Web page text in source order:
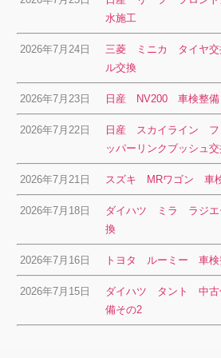
水施工
2026年7月24日
三菱 ミニカ タイヤ
ル交換
2026年7月23日 日産 NV200 車検整備
2026年7月22日
日産 スカイライン フ
ッパーリンクブッシュ
2026年7月21日 スズキ MRワゴン 車
2026年7月18日
ダイハツ ミラ ラジエ
換
2026年7月16日 トヨタ ルーミー 車検
2026年7月15日
ダイハツ タント 中古
備その2